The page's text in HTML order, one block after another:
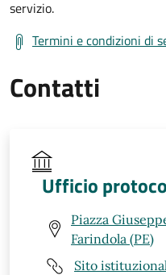
servizio.
Termini e condizioni di
Contatti
Ufficio
Piazza
Farindola (PE)
Sito